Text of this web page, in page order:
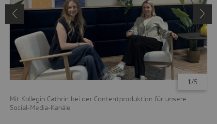
Vorheriges
Mit Kollegin Cathrin bei der Contentproduktion für unsere
Social-Media-Kanäle
1/5